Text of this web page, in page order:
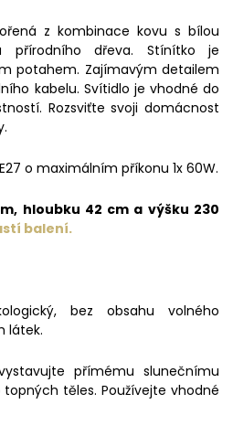
z kombinace kovu s bílou
přírodního dřeva. Stínítko je
potahem. Zajímavým detailem
kabelu. Svítidlo je vhodné do
Rozsviťte svoji domácnost
o maximálním příkonu 1x 60W.
hloubku 42 cm a výšku 230
balení.
bez obsahu volného
látek.
přímému slunečnímu
topných těles. Používejte vhodné